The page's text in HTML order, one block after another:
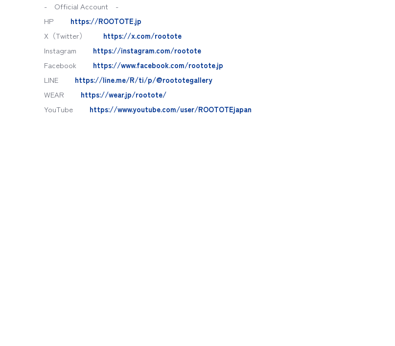
- Official Account -
HP https://ROOTOTE.jp
X（Twitter） https://x.com/rootote
Instagram https://instagram.com/rootote
Facebook https://www.facebook.com/rootote.jp
LINE https://line.me/R/ti/p/@roototegallery
WEAR https://wear.jp/rootote/
YouTube https://www.youtube.com/user/ROOTOTEjapan